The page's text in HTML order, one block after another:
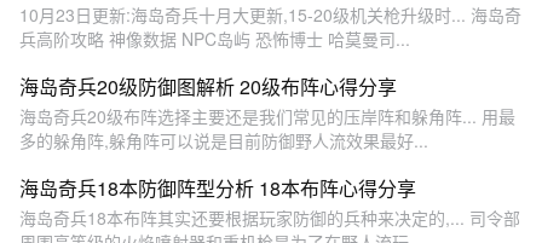
10月23日更新:海岛奇兵十月大更新,15-20级机关枪升级时... 海岛奇
兵高阶攻略 神像数据 NPC岛屿 恐怖博士 哈莫曼司...
海岛奇兵20级防御图解析 20级布阵心得分享
海岛奇兵20级布阵选择主要还是我们常见的压岸阵和躲角阵... 用最
多的躲角阵,躲角阵可以说是目前防御野人流效果最好...
海岛奇兵18本防御阵型分析 18本布阵心得分享
海岛奇兵18本布阵其实还要根据玩家防御的兵种来决定的,... 司令部